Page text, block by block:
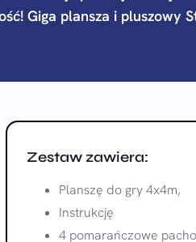
Giga plansza i pluszowy
Zestaw zawiera:
Planszę do gry 4x4m,
Instrukcję
4 pomarańczowe